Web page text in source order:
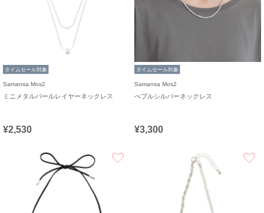
タイムセール対象
Samansa Mos2
ミニメタルパールレイヤーネックレス
¥2,530
タイムセール対象
Samansa Mos2
ぺブルシルバーネックレス
¥3,300